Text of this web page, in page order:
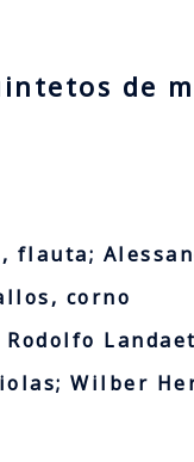
de
flauta;
corno
Rodolfo
Wilber